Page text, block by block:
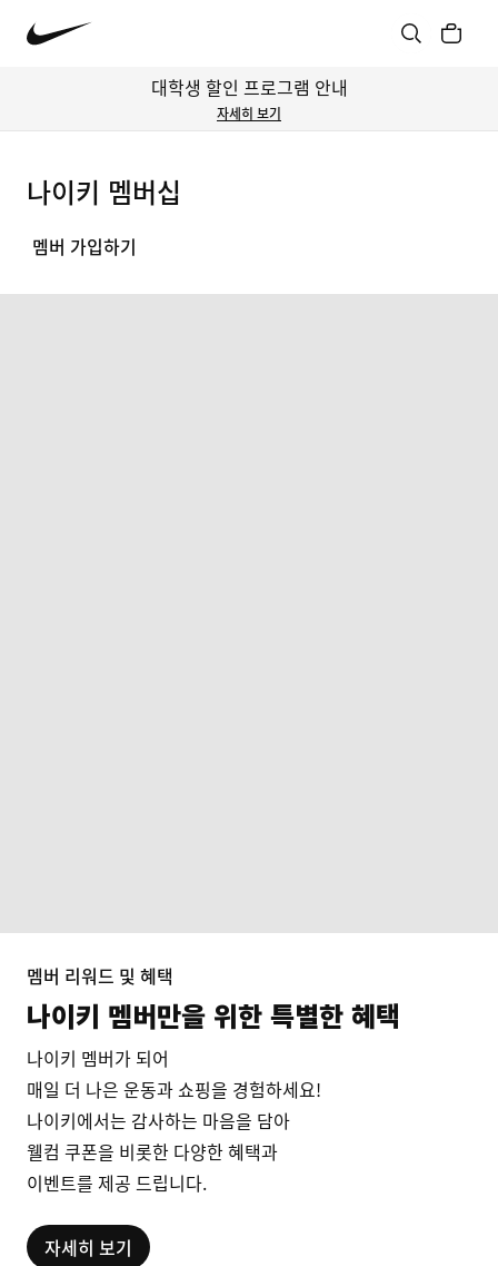
대학생 할인 프로그램 안내
자세히 보기
나이키 멤버십
멤버 가입하기
멤버 리워드 및 혜택
나이키 멤버만을 위한 특별한 혜택
나이키 멤버가 되어
매일 더 나은 운동과 쇼핑을 경험하세요!
나이키에서는 감사하는 마음을 담아
웰컴 쿠폰을 비롯한 다양한 혜택과
이벤트를 제공 드립니다.
자세히 보기